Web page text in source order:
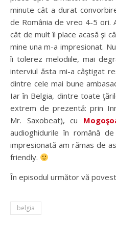
minute cât a durat
de România de vreo 4-5 ori.
cât de mult îi place acasă şi
mine una m-a impresionat.
îi tolerez melodiile, mai
interviul ăsta mi-a câştigat
dintre cele mai bune
Iar în Belgia, dintre toate
extrem de prezentă: prin
Mr. Saxobeat), cu
audioghidurile în română
impresionată am rămas de
friendly.
În episodul următor vă
belgia